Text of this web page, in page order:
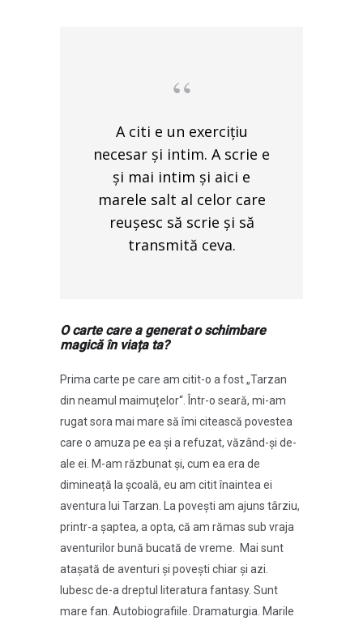
A citi e un exercițiu
necesar și intim. A scrie e
și mai intim și aici e
marele salt al celor care
reușesc să scrie și să
transmită ceva.
O carte care a generat o schimbare
magică în viața ta?
Prima carte pe care am citit-o a fost „Tarzan
din neamul maimuțelor“. Într-o seară, mi-am
rugat sora mai mare să îmi citească povestea
care o amuza pe ea și a refuzat, văzând-și de-
ale ei. M-am răzbunat și, cum ea era de
dimineață la școală, eu am citit înaintea ei
aventura lui Tarzan. La povești am ajuns târziu,
printr-a șaptea, a opta, că am rămas sub vraja
aventurilor bună bucată de vreme. Mai sunt
atașată de aventuri și povești chiar și azi.
Iubesc de-a dreptul literatura fantasy. Sunt
mare fan. Autobiografiile. Dramaturgia. Marile